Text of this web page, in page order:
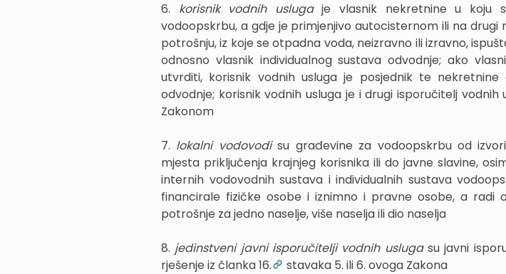
6. korisnik vodnih uslugaje vlasnik nekretnine u koju
vodoopskrbu, a gdje je primjenjivo autocisternom ili na drugi
potrošnju, iz koje se otpadna voda, neizravno ili izravno,
odnosno vlasnik individualnog sustava odvodnje; ako
utvrditi, korisnik vodnih usluga je posjednik te nekretnine
odvodnje; korisnik vodnih usluga je i drugi isporučitelj
Zakonom
7. lokalni vodovodisu građevine za vodoopskrbu od
mjesta priključenja krajnjeg korisnika ili do javne slavine,
internih vodovodnih sustava i individualnih sustava
financirale fizičke osobe i iznimno i pravne osobe, a radi
potrošnje za jedno naselje, više naselja ili dio naselja
8. jedinstveni javni isporučitelji vodnih uslugasu javni
rješenje iz članka 16.
stavaka 5. ili 6. ovoga Zakona